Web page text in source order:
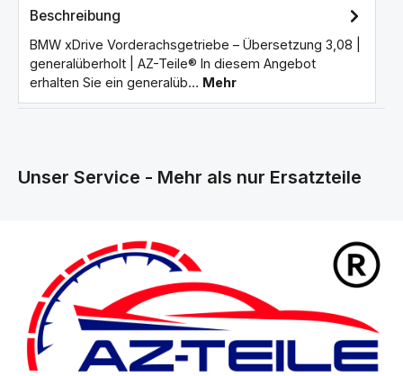
Beschreibung
BMW xDrive Vorderachsgetriebe – Übersetzung 3,08 |
generalüberholt | AZ-Teile® In diesem Angebot
erhalten Sie ein generalüb… Mehr
Unser Service - Mehr als nur Ersatzteile